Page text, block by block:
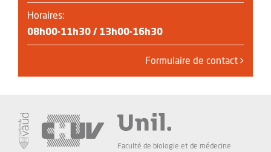
Horaires:
08h00-11h30 / 13h00-16h30
Formulaire de contact
Faculté de biologie et de médecine